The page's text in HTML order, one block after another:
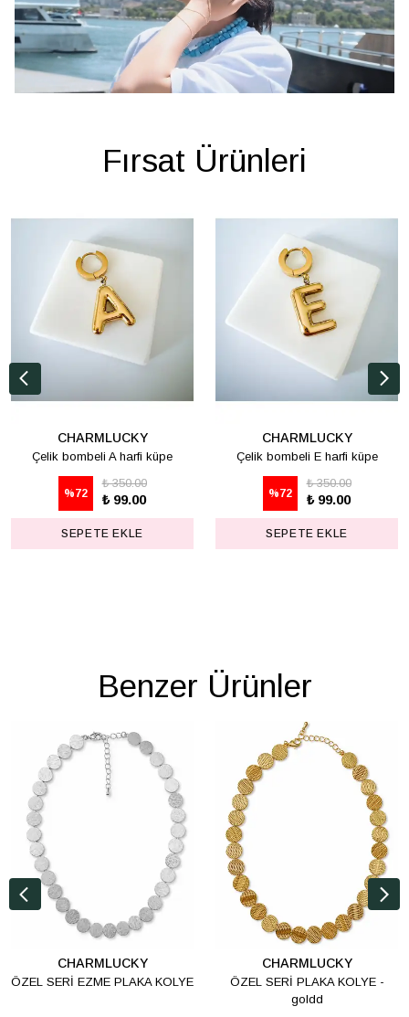
Fırsat Ürünleri
CHARMLUCKY
Çelik bombeli A harfi küpe
%72
₺ 350.00
₺ 99.00
SEPETE EKLE
CHARMLUCKY
Çelik bombeli E harfi küpe
%72
₺ 350.00
₺ 99.00
SEPETE EKLE
Benzer Ürünler
CHARMLUCKY
ÖZEL SERİ EZME PLAKA KOLYE
CHARMLUCKY
ÖZEL SERİ PLAKA KOLYE -
goldd